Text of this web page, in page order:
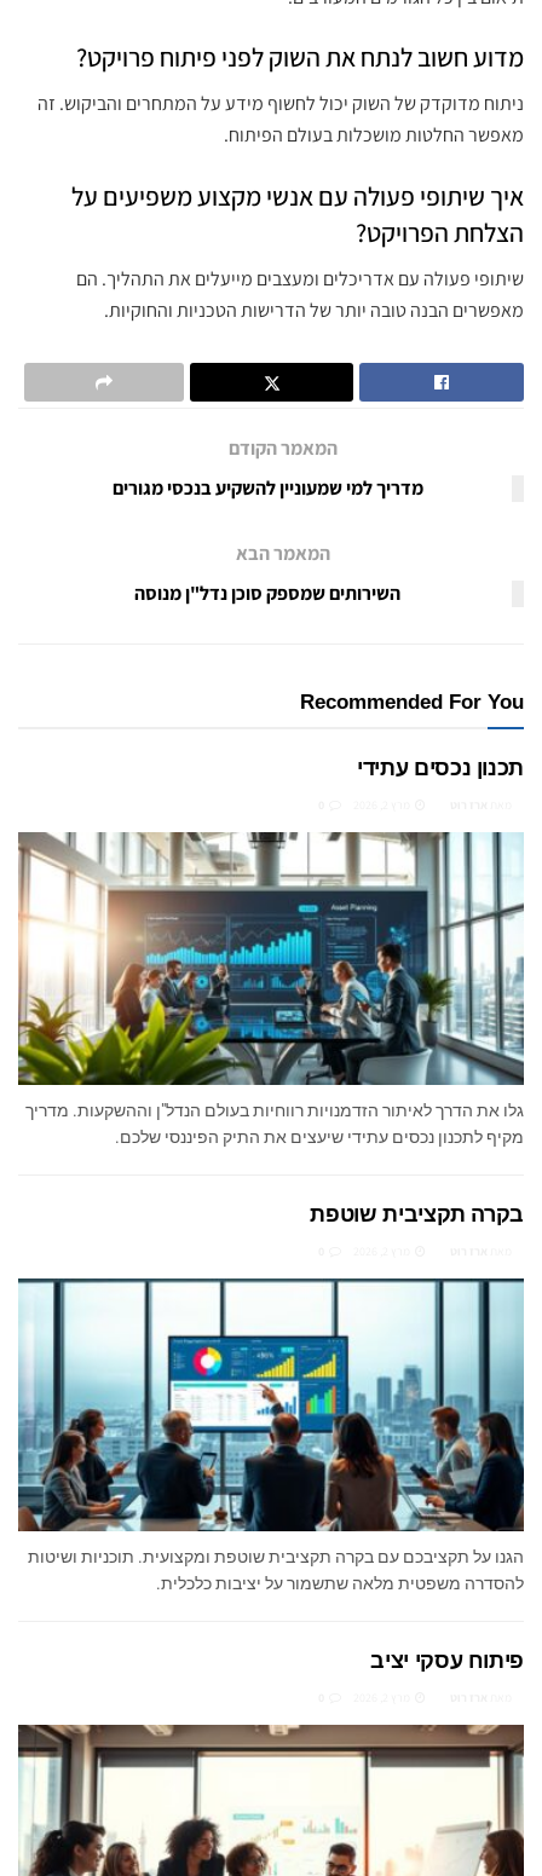
מדוע חשוב לנתח את השוק לפני פיתוח פרויקט?
ניתוח מדוקדק של השוק יכול לחשוף מידע על המתחרים והביקוש. זה
מאפשר החלטות מושכלות בעולם הפיתוח.
איך שיתופי פעולה עם אנשי מקצוע משפיעים על
הצלחת הפרויקט?
שיתופי פעולה עם אדריכלים ומעצבים מייעלים את התהליך. הם
מאפשרים הבנה טובה יותר של הדרישות הטכניות והחוקיות.
המאמר הקודם
מדריך למי שמעוניין להשקיע בנכסי מגורים
המאמר הבא
השירותים שמספק סוכן נדל"ן מנוסה
Recommended For You
תכנון נכסים עתידי
גלו את הדרך לאיתור הזדמנויות רווחיות בעולם הנדל"ן וההשקעות. מדריך
מקיף לתכנון נכסים עתידי שיעצים את התיק הפיננסי שלכם.
בקרה תקציבית שוטפת
הגנו על תקציבכם עם בקרה תקציבית שוטפת ומקצועית. תוכניות ושיטות
להסדרה משפטית מלאה שתשמור על יציבות כלכלית.
פיתוח עסקי יציב